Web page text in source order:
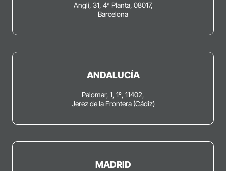
Anglí, 31, 4ª Planta, 08017,
Barcelona
ANDALUCÍA
Palomar, 1, 1º, 11402,
Jerez de la Frontera (Cádiz)
MADRID